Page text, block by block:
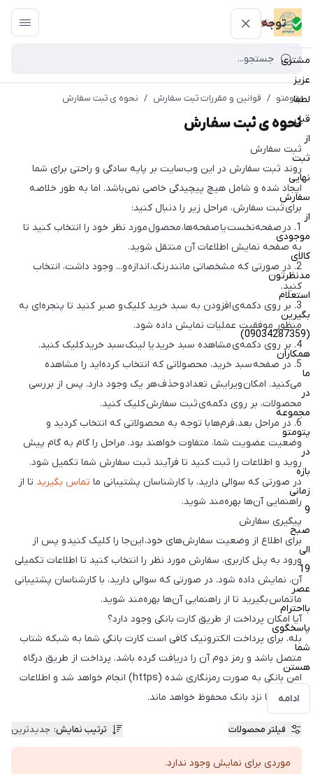
توجه
مشتری
عزیز
لطفا
قبل
از
ثبت
نهایی
سفارش
از
موجودی
کالای
مدنظرتون
استعلام
بگیرین
(09034287359)
همکاران
ما
در
مجموعه
پتومتو
در
بازه
زمانی
9
صبح
الی
19
عصر
بااحترام
پاسخگوی
شما
هستن
ادامه
پتومتو
پتومتو / قوانین و مقررات ثبت سفارش / نحوه ی ثبت سفارش
نحوه ی ثبت سفارش
ثبت سفارش
روند ثبت سفارش در این وب‌سایت بر پایه سادگی و راحتی برای شما
ایجاد شده و شامل هیچ پیچیدگی خاصی نمی‌باشد. اما به طور خلاصه
برای ثبت سفارش، مراحل زیر را دنبال کنید:
1. در صفحه‌نخست یا صفحه‌ها، محصول مورد نظر خود را انتخاب کنید تا
به صفحه نمایش اطلاعات آن منتقل شوید.
2. در صورتی که مشخصاتی مانند رنگ، اندازه و... وجود داشت، انتخاب
کنید.
3. بر روی دکمه‌ی افزودن به سبد خرید کلیک و صبر کنید تا پنجره‌ای به
منظور موفقیت عملیات نمایش داده شود.
4. بر روی دکمه‌ی مشاهده سبد خرید یا لینک سبد خرید کلیک کنید.
5. در صفحه سبد خرید، محصولاتی که انتخاب کرده‌اید را مشاهده
می‌کنید. امکان ویرایش تعداد و حذف هر یک وجود دارد. پس از بررسی
محصولات، بر روی دکمه‌ی ثبت سفارش کلیک کنید.
6. در مراحل بعد، فرم‌ها با توجه به محصولاتی که انتخاب کردید و
وضعیت عضویت شما، متفاوت خواهند بود. مراحل را گام به گام پیش
روید و اطلاعات را ثبت کنید تا فرآیند ثبت سفارش شما تکمیل شود.
در صورتی که سوالی دارید، با کارشناسان پشتیبانی ما تماس بگیرید تا از
راهنمایی آن‌ها بهره‌مند شوید.
پیگیری سفارش
برای اطلاع از وضعیت سفارش‌های خود، این‌جا را کلیک کنید و پس از
ورود به پنل کاربری، سفارش مورد نظر را انتخاب کنید تا اطلاعات تکمیلی
آن، نمایش داده شود. در صورتی که سوالی دارید، با کارشناسان پشتیبانی
ما تماس بگیرید تا از راهنمایی آن‌ها بهره‌مند شوید.
آیا امکان پرداخت از طریق کارت بانکی وجود دارد؟
بله. برای پرداخت الکترونیک کافی است کارت بانکی شما به شبکه شتاب
متصل باشد و رمز دوم آن را دریافت کرده باشد. پرداخت از طریق درگاه
امن بانکی به صورت رمزنگاری شده (https) انجام خواهد شد و اطلاعات
کارت شما نزد بانک محفوظ خواهد ماند.
فیلتر محصولات ترتیب نمایش: جدیدترین
موردی برای نمایش وجود ندارد.